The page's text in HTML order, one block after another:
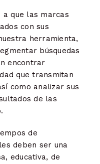
a que las marcas
con sus
herramienta,
búsquedas
encontrar
que transmitan
como analizar sus
de las
de
deben ser una
educativa, de